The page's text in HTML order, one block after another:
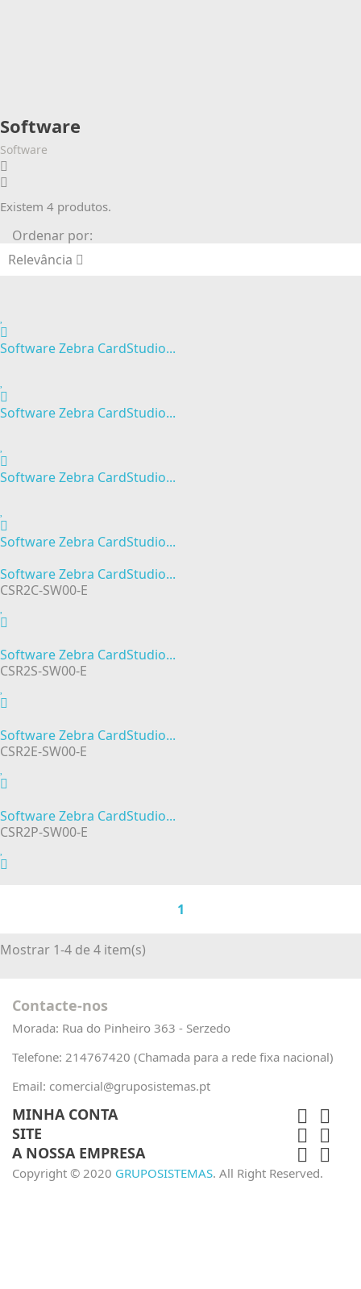
Software
Software
Existem 4 produtos.
Ordenar por:
Relevância
Software Zebra CardStudio...
Software Zebra CardStudio...
Software Zebra CardStudio...
Software Zebra CardStudio...
Software Zebra CardStudio...
CSR2C-SW00-E
Software Zebra CardStudio...
CSR2S-SW00-E
Software Zebra CardStudio...
CSR2E-SW00-E
Software Zebra CardStudio...
CSR2P-SW00-E
1
Mostrar 1-4 de 4 item(s)
Contacte-nos
Morada: Rua do Pinheiro 363 - Serzedo
Telefone: 214767420 (Chamada para a rede fixa nacional)
Email: comercial@gruposistemas.pt
MINHA CONTA  
SITE  
A NOSSA EMPRESA  
Copyright © 2020 GRUPOSISTEMAS. All Right Reserved.